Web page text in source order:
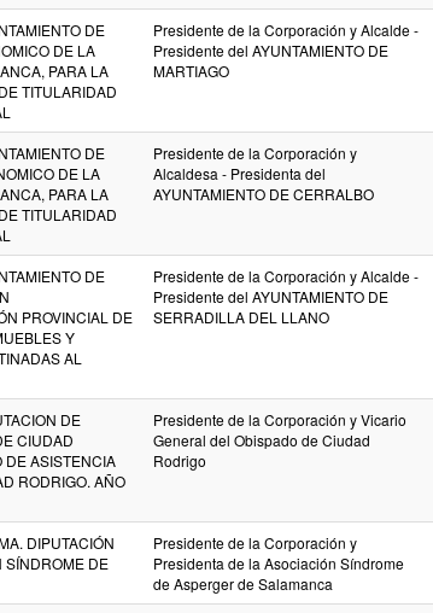
DE
DE LA
PARA LA
TITULARIDAD
Presidente de la Corporación y Alcalde -
Presidente del AYUNTAMIENTO DE
MARTIAGO
DE
DE LA
PARA LA
TITULARIDAD
Presidente de la Corporación y
Alcaldesa - Presidenta del
AYUNTAMIENTO DE CERRALBO
DE
PROVINCIAL DE
Y
AL
Presidente de la Corporación y Alcalde -
Presidente del AYUNTAMIENTO DE
SERRADILLA DEL LLANO
DE
CIUDAD
DE ASISTENCIA
RODRIGO. AÑO
Presidente de la Corporación y Vicario
General del Obispado de Ciudad
Rodrigo
DIPUTACIÓN
SÍNDROME DE
Presidente de la Corporación y
Presidenta de la Asociación Síndrome
de Asperger de Salamanca